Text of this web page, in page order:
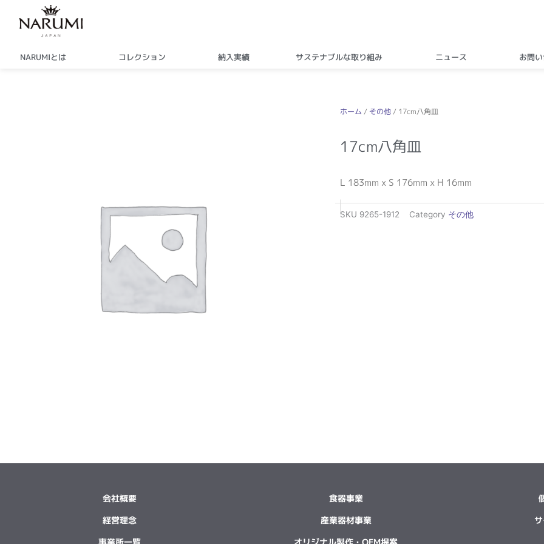
NARUMIとは コレクション 納入実績 サステナブルな取り組み ニュース お問
ホーム / その他 / 17cm八角皿
17cm八角皿
L 183mm x S 176mm x H 16mm
SKU 9265-1912 Category その他
会社概要
経営理念
事業所一覧
食器事業
産業器材事業
オリジナル製作・OEM提案